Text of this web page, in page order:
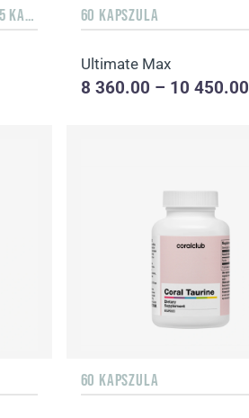
30 DB KAPSZULA (2 BLISZTER 15 KAPSZULÁVAL) 60 KAPSZULA
Ultimate Max
8 360.00 – 10 450.00
60 KAPSZULA